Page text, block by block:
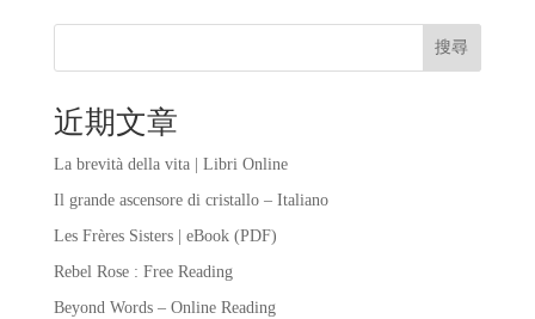
搜尋
近期文章
La brevità della vita | Libri Online
Il grande ascensore di cristallo – Italiano
Les Frères Sisters | eBook (PDF)
Rebel Rose : Free Reading
Beyond Words – Online Reading